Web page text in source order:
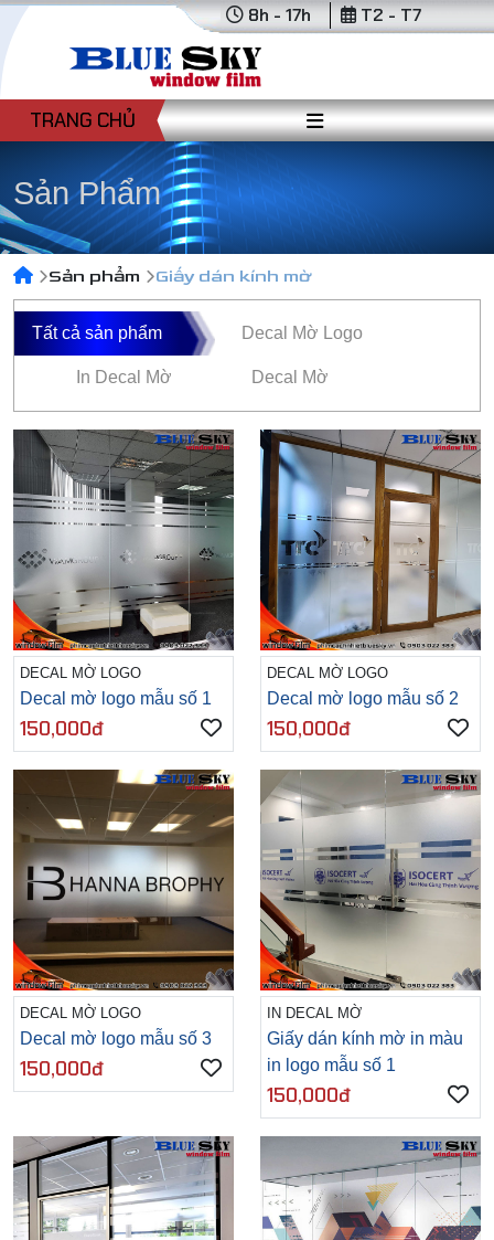
8h - 17h T2 - T7
TRANG CHỦ
Sản Phẩm
Sản phẩm Giấy dán kính mờ
Tất cả sản phẩm Decal Mờ Logo
In Decal Mờ Decal Mờ
DECAL MỜ LOGO
Decal mờ logo mẫu số 1
150,000đ
DECAL MỜ LOGO
Decal mờ logo mẫu số 2
150,000đ
DECAL MỜ LOGO
Decal mờ logo mẫu số 3
150,000đ
IN DECAL MỜ
Giấy dán kính mờ in màu
in logo mẫu số 1
150,000đ